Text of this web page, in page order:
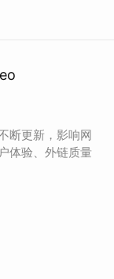
断更新，影响网
体验、外链质量